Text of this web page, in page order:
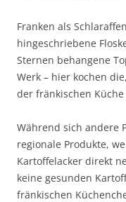
Franken als
hingeschriebene
Sternen behangene
Werk – hier kochen
der fränkischen
Während sich andere
regionale Produkte,
Kartoffelacker direkt
keine gesunden
fränkischen